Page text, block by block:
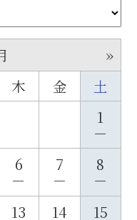
»
木 金
土
1
－
6
－
7
－
8
－
13 14 15